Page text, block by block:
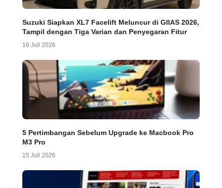
Suzuki Siapkan XL7 Facelift Meluncur di GIIAS 2026,
Tampil dengan Tiga Varian dan Penyegaran Fitur
16 Juli 2026
5 Pertimbangan Sebelum Upgrade ke Macbook Pro
M3 Pro
15 Juli 2026